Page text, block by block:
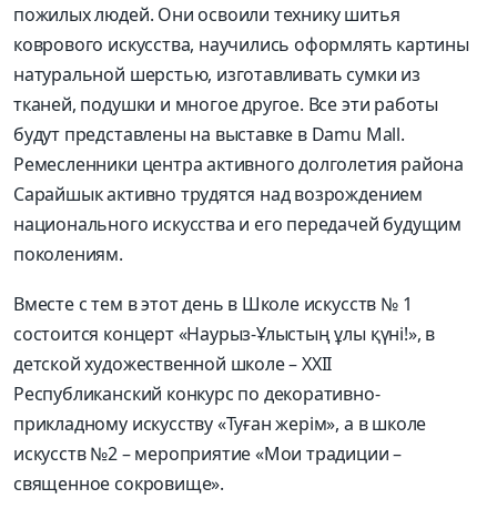
пожилых людей. Они освоили технику шитья
коврового искусства, научились оформлять картины
натуральной шерстью, изготавливать сумки из
тканей, подушки и многое другое. Все эти работы
будут представлены на выставке в Damu Mall.
Ремесленники центра активного долголетия района
Сарайшык активно трудятся над возрождением
национального искусства и его передачей будущим
поколениям.
Вместе с тем в этот день в Школе искусств № 1
состоится концерт «Наурыз-Ұлыстың ұлы қүні!», в
детской художественной школе – XXII
Республиканский конкурс по декоративно-
прикладному искусству «Туған жерім», а в школе
искусств №2 – мероприятие «Мои традиции –
священное сокровище».